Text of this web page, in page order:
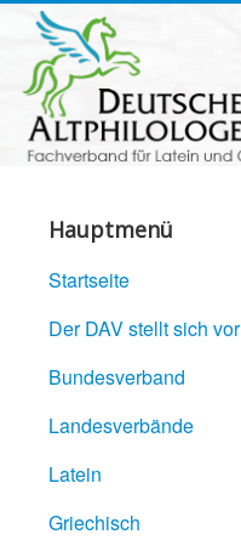
Hauptmenü
Startseite
Der DAV stellt sich vor
Bundesverband
Landesverbände
Latein
Griechisch